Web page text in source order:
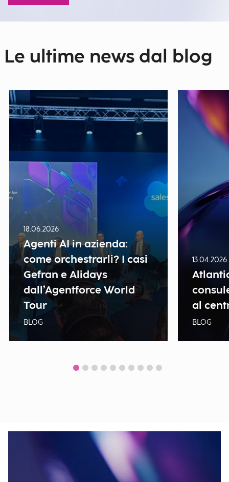
Le ultime news dal blog
18.06.2026
Agenti AI in azienda:
come orchestrarli? I casi
Gefran e Alidays
dall’Agentforce World
Tour
BLOG
13.04.2026
al
BLOG